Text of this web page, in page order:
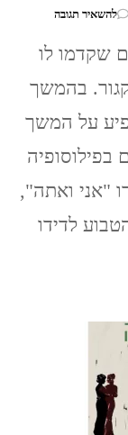
להשאיר תגובהבנושא
האדם
פי
בובר
שקדמו לו
בהמשך
על המשך
בפילוסופיה
"אני ואתה",
לדידו